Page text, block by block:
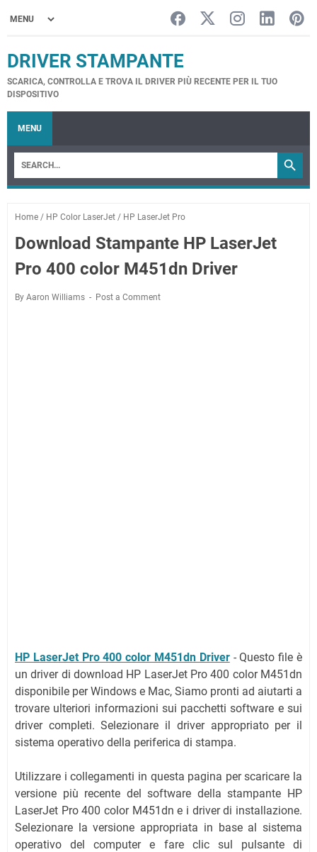
DRIVER STAMPANTE
SCARICA, CONTROLLA E TROVA IL DRIVER PIÙ RECENTE PER IL TUO
DISPOSITIVO
MENU
Home / HP Color LaserJet / HP LaserJet Pro
Download Stampante HP LaserJet
Pro 400 color M451dn Driver
By Aaron Williams Post a Comment
HP LaserJet Pro 400 color M451dn Driver- Questo file è
un driver di download HP LaserJet Pro 400 color M451dn
disponibile per Windows e Mac, Siamo pronti ad aiutarti a
trovare ulteriori informazioni sui pacchetti software e sui
driver completi. Selezionare il driver appropriato per il
sistema operativo della periferica di stampa.
Utilizzare i collegamenti in questa pagina per scaricare la
versione più recente del software della stampante HP
LaserJet Pro 400 color M451dn e i driver di installazione.
Selezionare la versione appropriata in base al sistema
operativo del computer e fare clic sul pulsante di